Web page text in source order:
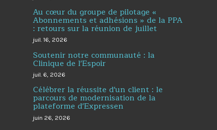
Au cœur du groupe de pilotage «
Abonnements et adhésions » de la PPA
: retours sur la réunion de juillet
juil. 16, 2026
Soutenir notre communauté : la
Clinique de l'Espoir
juil. 6, 2026
Célébrer la réussite d'un client : le
parcours de modernisation de la
plateforme d'Expressen
juin 26, 2026